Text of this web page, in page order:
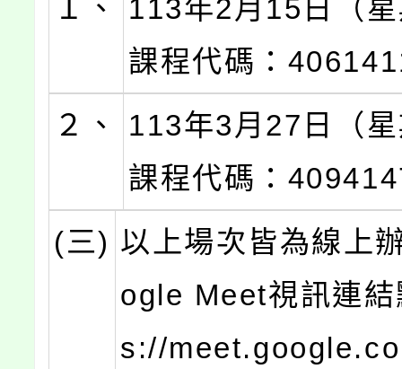
１、
113年2月15日（
課程代碼：
２、
113年3月27日（
課程代碼：
(三) 以上場次皆為線上
ogle Meet視訊連
s://